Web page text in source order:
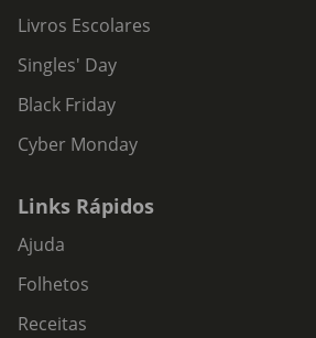
Livros Escolares
Singles' Day
Black Friday
Cyber Monday
Links Rápidos
Ajuda
Folhetos
Receitas